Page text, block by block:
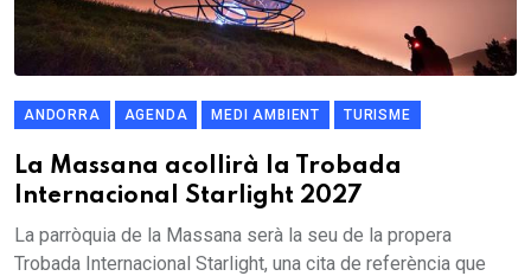
ANDORRA AGENDA MEDI AMBIENT TURISME
La Massana acollirà la Trobada
Internacional Starlight 2027
La parròquia de la Massana serà la seu de la propera
Trobada Internacional Starlight, una cita de referència que